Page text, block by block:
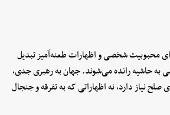
محبوبیت شخصی و اظهارات طعنه‌آمیز تبدیل
به حاشیه رانده می‌شوند. جهان به رهبری جدی،
صلح نیاز دارد، نه اظهاراتی که به تفرقه و جنجال